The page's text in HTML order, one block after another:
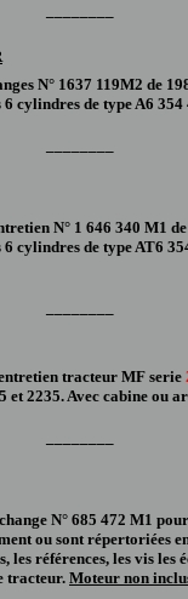
N° 1637 119M2 de
cylindres de type A6 354
N° 1 646 340 M1
cylindres de type AT6
tracteur MF serie
et 2235. Avec cabine ou
N° 685 472 M1
ou sont répertoriées
les références, les vis les
tracteur. Moteur non